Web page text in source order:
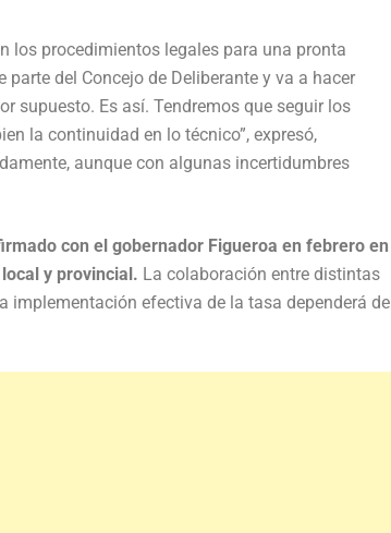
los procedimientos legales para una pronta
del Concejo de Deliberante y va a hacer
supuesto. Es así. Tendremos que seguir los
la continuidad en lo técnico”, expresó,
aunque con algunas incertidumbres
con el gobernador Figueroa en febrero en
y provincial. La colaboración entre distintas
implementación efectiva de la tasa dependerá de